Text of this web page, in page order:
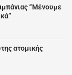
“Μένουμε
ατομικής